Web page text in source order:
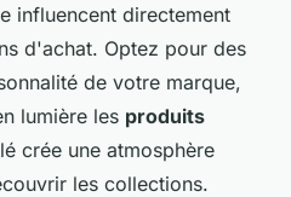
influencent directement
d'achat. Optez pour des
de votre marque,
lumière les produits
crée une atmosphère
les collections.